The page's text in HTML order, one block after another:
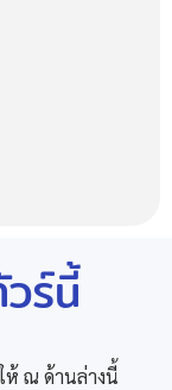
ร์นี้
ห้ ณ ด้านล่างนี้